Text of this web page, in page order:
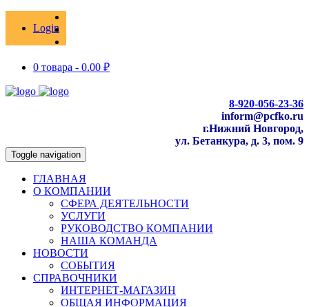
Login
0 товара - 0.00 ₽
8-920-056-23-36
inform@pcfko.ru
г.Нижний Новгород,
ул. Бетанкура, д. 3, пом. 9
Toggle navigation
ГЛАВНАЯ
О КОМПАНИИ
СФЕРА ДЕЯТЕЛЬНОСТИ
УСЛУГИ
РУКОВОДСТВО КОМПАНИИ
НАША КОМАНДА
НОВОСТИ
СОБЫТИЯ
СПРАВОЧНИКИ
ИНТЕРНЕТ-МАГАЗИН
ОБЩАЯ ИНФОРМАЦИЯ